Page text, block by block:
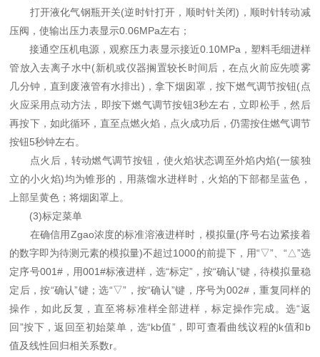
打开液化气钢瓶开关(逆时针打开，顺时针关闭)，顺时针转动减
压阀，使输出压力表显示0.06MPa左右；
接通空压机电源，观察压力表显示接近0.10MPa，塑料毛细进样
管放入去离子水中(新机或仪器搁置较长时间后，在点火前应先喷雾
几分钟，直到废液管有水排出)，拿下烟囱罩，按下燃气调节按钮(点
火应采用点动方法，即按下燃气调节按钮3秒左右，立即松手，然后
再按下，如此循环，直至点燃火焰，点火成功后，仍需按住燃气调节
按钮5秒钟左右。
点火后，转动燃气调节按钮，使火焰状态调至外焰内焰(一簇独
立的小火焰)均为锥形的，用蒸馏水进样时，火焰的下部都呈蓝色，
上部呈黄色；将烟囱罩上。
(3)标定菜单
在确信用Zgao浓度的标准溶液进样时，模拟量(序号右边紧接着
的数字即为待测元素的模拟量)不超过1000的前提下，用“▽”、“△”选
定序号001#，用001#标液进样，选“标定”，按“确认”键，待模拟量稳
定后，按“确认”键；选“▽”，按“确认”键，序号为002#，重复同样的
操作，如此反复，直至将标准样全部进样，标定操作完成。选“返
回”按下，返回至初始菜单，选“kb值”，即可查看曲线议程的k值和b
值及线性回归相关系数r。